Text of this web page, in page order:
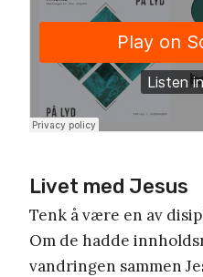
Livet med Jesus
Tenk å være en av
Om de hadde
vandringen sammen